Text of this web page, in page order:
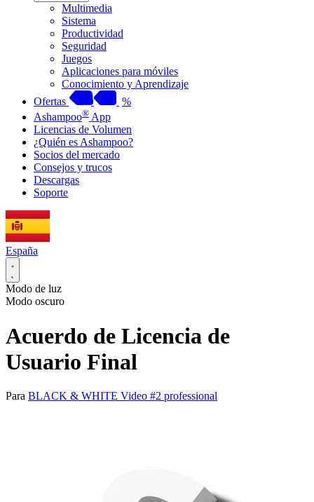
Multimedia
Sistema
Productividad
Seguridad
Juegos
Aplicaciones para móviles
Conocimiento y Aprendizaje
Ofertas
%
Ashampoo® App
Licencias de Volumen
¿Quién es Ashampoo?
Socios del mercado
Consejos y trucos
Descargas
Soporte
España
Modo de luz
Modo oscuro
Acuerdo de Licencia de
Usuario Final
Para BLACK & WHITE Video #2 professional